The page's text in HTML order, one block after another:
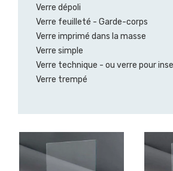
Verre dépoli
Verre feuilleté - Garde-corps
Verre imprimé dans la masse
Verre simple
Verre technique - ou verre pour
Verre trempé